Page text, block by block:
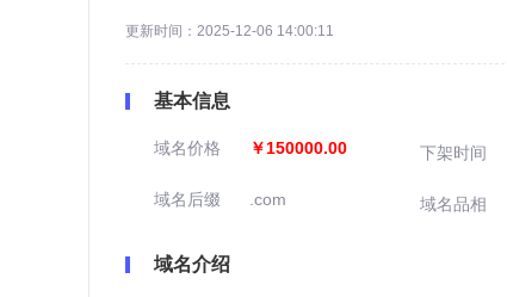
更新时间：2025-12-06 14:00:11
基本信息
域名价格 ￥150000.00 下架时间
域名后缀 .com 域名品相
域名介绍